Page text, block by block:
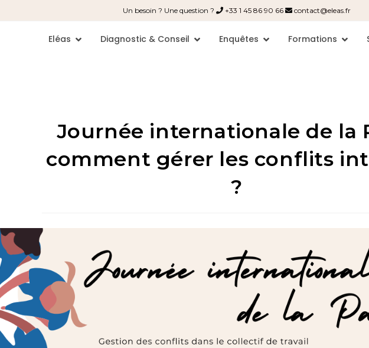
Un besoin ? Une question ? +33 1 45 86 90 66 contact@eleas.fr
Eléas Diagnostic & Conseil Enquêtes Formations
Journée internationale de la
comment gérer les conflits
?